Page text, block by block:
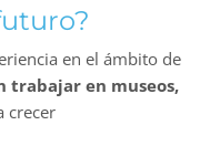
en el ámbito de
trabajar en museos,
crecer